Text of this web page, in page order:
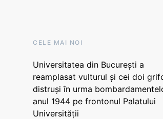
CELE MAI NOI
Universitatea din București a
reamplasat vulturul și cei doi
distruși în urma
anul 1944 pe frontonul Palatului
Universității